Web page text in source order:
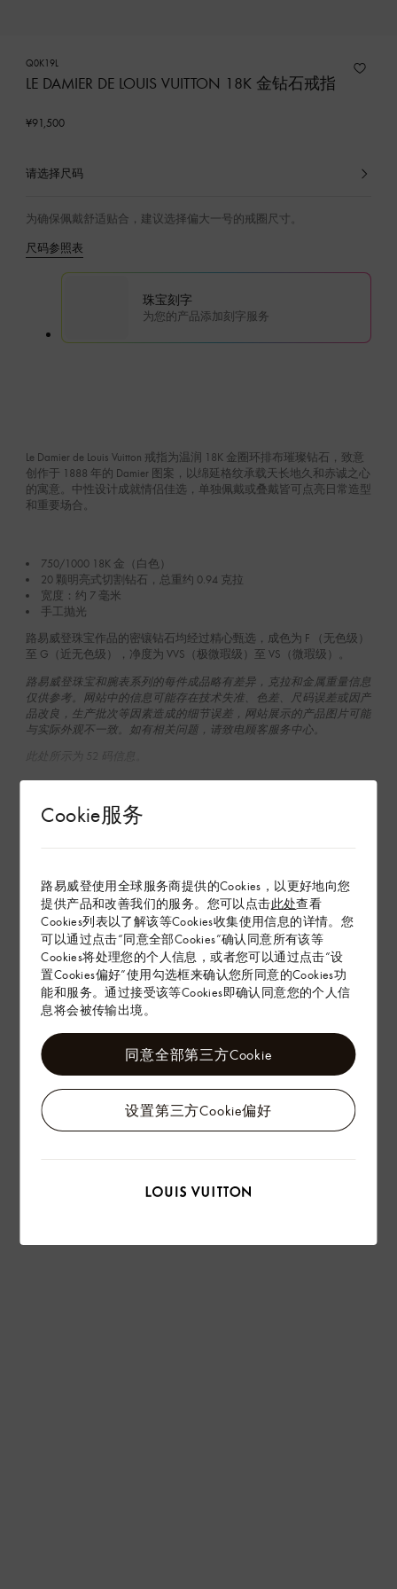
Cookie服务
路易威登使用全球服务商提供的Cookies，以更好地向您
提供产品和改善我们的服务。您可以点击此处查看
Cookies列表以了解该等Cookies收集使用信息的详情。您
可以通过点击“同意全部Cookies”确认同意所有该等
Cookies将处理您的个人信息，或者您可以通过点击“设
置Cookies偏好”使用勾选框来确认您所同意的Cookies功
能和服务。通过接受该等Cookies即确认同意您的个人信
息将会被传输出境。
设置第三方Cookie偏好
同意全部第三方Cookie
Q0K19L
LE DAMIER DE LOUIS VUITTON 18K 金钻石戒指
¥91,500
请选择尺码
已
产
品
为确保佩戴舒适贴合，建议选择偏大一号的戒圈尺寸。
尺码参照表
珠宝刻字
为您的产品添加刻字服务
Le Damier de Louis Vuitton 戒指为温润 18K 金圈环排布璀璨钻石，致意
创作于 1888 年的 Damier 图案，以绵延格纹承载天长地久和赤诚之心
的寓意。中性设计成就情侣佳选，单独佩戴或叠戴皆可点亮日常造型
和重要场合。
750/1000 18K 金（白色）
20 颗明亮式切割钻石，总重约 0.94 克拉
宽度：约 7 毫米
手工抛光
路易威登珠宝作品的密镶钻石均经过精心甄选，成色为 F （无色级‌）
至 G（近无色级），净度为 VVS（极微瑕级）至 VS（微瑕级）。
路易威登珠宝和腕表系列的每件成品略有差异，克拉和金属重量信息
仅供参考。网站中的信息可能存在技术失准、色差、尺码误差或因产
品改良，生产批次等因素造成的细节误差，网站展示的产品图片可能
与实际外观不一致。如有相关问题，请致电顾客服务中心。
此处所示为 52 码信息。
负责任采购
保养指南
在专卖店内探索
配送 & 退货
赠礼